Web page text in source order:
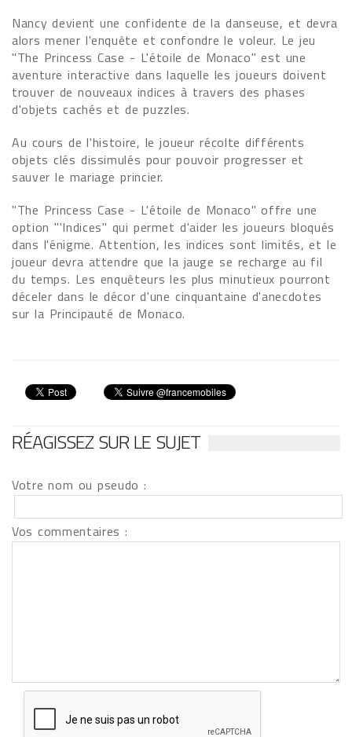
Nancy devient une confidente de la danseuse, et devra
alors mener l'enquête et confondre le voleur. Le jeu
"The Princess Case - L'étoile de Monaco" est une
aventure interactive dans laquelle les joueurs doivent
trouver de nouveaux indices à travers des phases
d'objets cachés et de puzzles.
Au cours de l'histoire, le joueur récolte différents
objets clés dissimulés pour pouvoir progresser et
sauver le mariage princier.
"The Princess Case - L'étoile de Monaco" offre une
option "'Indices" qui permet d'aider les joueurs bloqués
dans l'énigme. Attention, les indices sont limités, et le
joueur devra attendre que la jauge se recharge au fil
du temps. Les enquêteurs les plus minutieux pourront
déceler dans le décor d'une cinquantaine d'anecdotes
sur la Principauté de Monaco.
RÉAGISSEZ SUR LE SUJET
Votre nom ou pseudo :
Vos commentaires :